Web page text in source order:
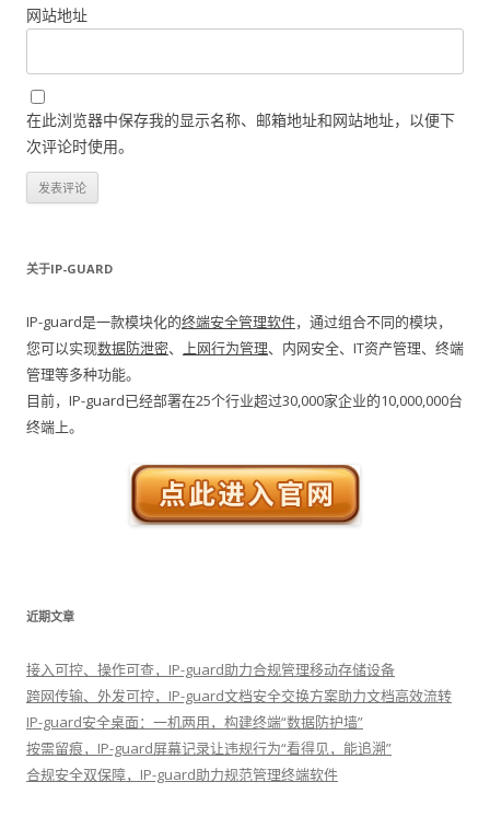
网站地址
在此浏览器中保存我的显示名称、邮箱地址和网站地址，以便下
次评论时使用。
关于IP-GUARD
IP-guard是一款模块化的终端安全管理软件，通过组合不同的模块，
您可以实现数据防泄密、 上网行为管理、内网安全、IT资产管理、终端
管理等多种功能。
目前，IP-guard已经部署在25个行业超过30,000家企业的10,000,000台
终端上。
近期文章
接入可控、操作可查，IP-guard助力合规管理移动存储设备
跨网传输、外发可控，IP-guard文档安全交换方案助力文档高效流转
IP-guard安全桌面：一机两用，构建终端“数据防护墙”
按需留痕，IP-guard屏幕记录让违规行为“看得见，能追溯”
合规安全双保障，IP-guard助力规范管理终端软件